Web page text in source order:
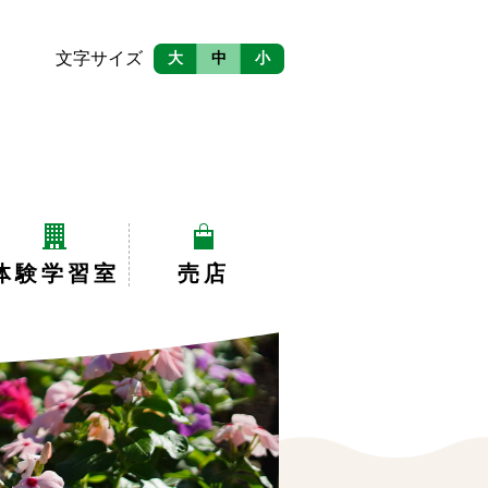
験学習室 売店
文字サイズ 大 中 小